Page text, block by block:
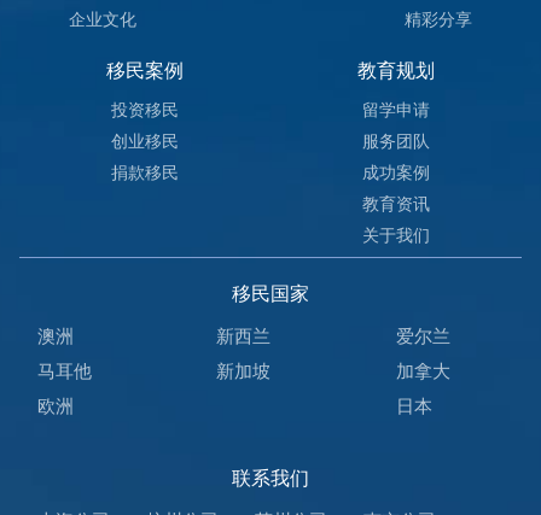
企业文化
精彩分享
移民案例
投资移民
创业移民
捐款移民
教育规划
留学申请
服务团队
成功案例
教育资讯
关于我们
移民国家
澳洲 新西兰
爱尔兰
马耳他
新加坡
加拿大
欧洲
日本
联系我们